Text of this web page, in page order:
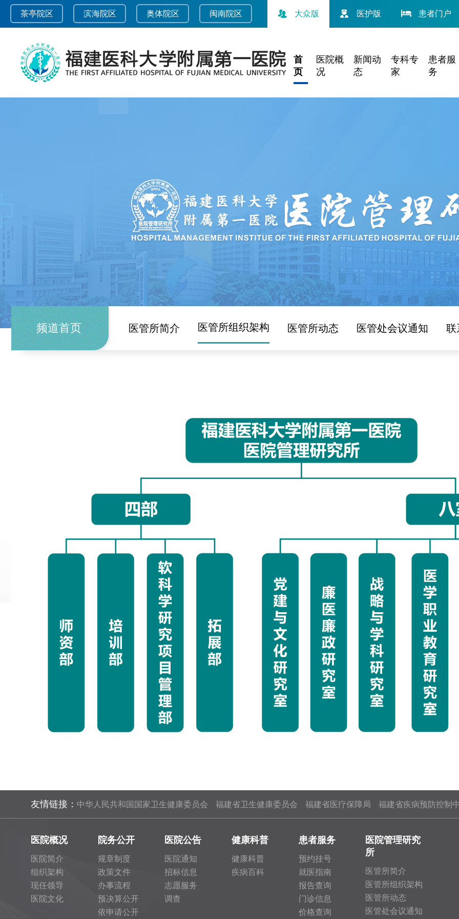
茶亭院区 滨海院区 奥体院区 闽南院区 大众版 医护版 患者门户
首
页
医院概
况
新闻动
态
专科专
家
患者服
务
频道首页 医管所简介 医管所组织架构 医管所动态 医管处会议通知 联
友情链接： 中华人民共和国国家卫生健康委员会 福建省卫生健康委员会 福建省医疗保障局 福建省疾病预防控制
医院概况
医院简介
组织架构
现任领导
医院文化
院务公开
规章制度
政策文件
办事流程
预决算公开
依申请公开
医院公告
医院通知
招标信息
志愿服务
调查
健康科普
健康科普
疾病百科
患者服务
预约挂号
就医指南
报告查询
门诊信息
价格查询
医院管理研究
所
医管所简介
医管所组织架构
医管所动态
医管处会议通知